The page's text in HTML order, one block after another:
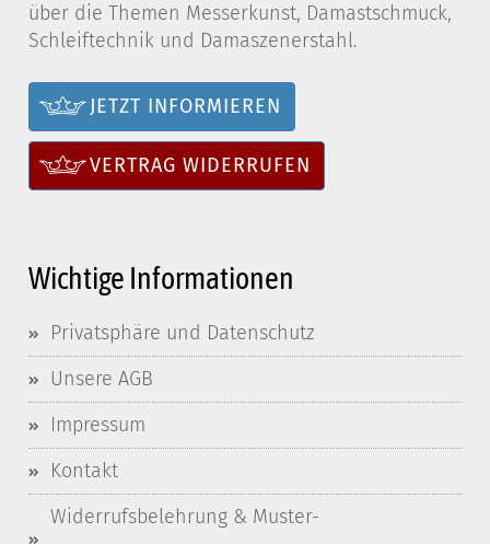
über die Themen Messerkunst, Damastschmuck,
Schleiftechnik und Damaszenerstahl.
JETZT INFORMIEREN
VERTRAG WIDERRUFEN
Wichtige Informationen
Privatsphäre und Datenschutz
Unsere AGB
Impressum
Kontakt
Widerrufsbelehrung & Muster-